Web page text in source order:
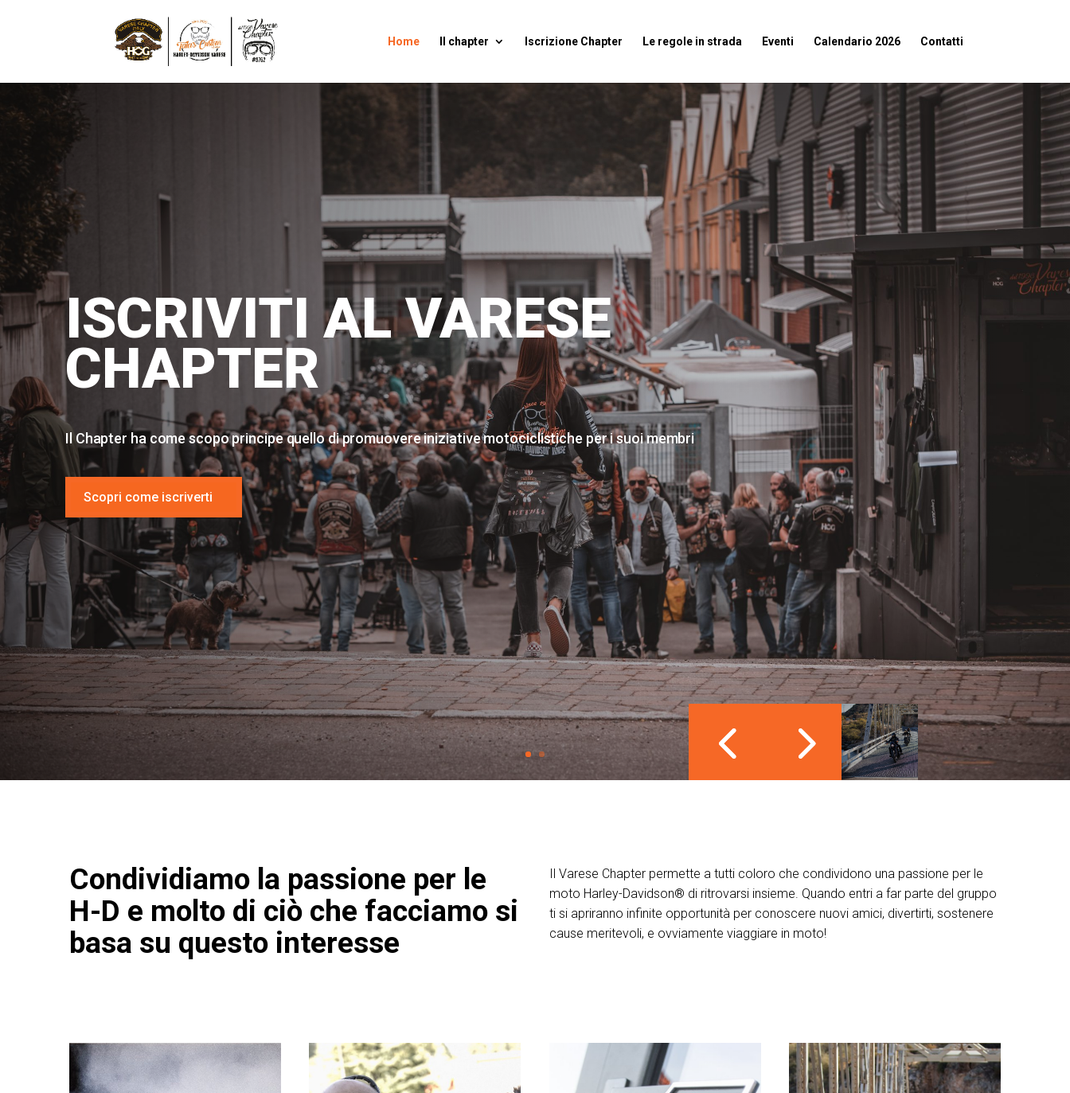
Home Il chapter Iscrizione Chapter Le regole in strada Eventi Calendario 2026 Contatti
ISCRIVITI AL VARESE
CHAPTER
Il Chapter ha come scopo principe quello di promuovere iniziative motociclistiche per i suoi membri
Scopri come iscriverti
Condividiamo la passione per le
H-D e molto di ciò che facciamo si
basa su questo interesse
Il Varese Chapter permette a tutti coloro che condividono una passione per le
moto Harley-Davidson® di ritrovarsi insieme. Quando entri a far parte del gruppo
ti si apriranno infinite opportunità per conoscere nuovi amici, divertirti, sostenere
cause meritevoli, e ovviamente viaggiare in moto!